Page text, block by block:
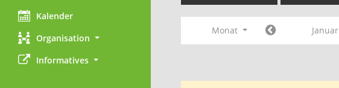
Kalender
Organisation
Informatives
Monat Januar